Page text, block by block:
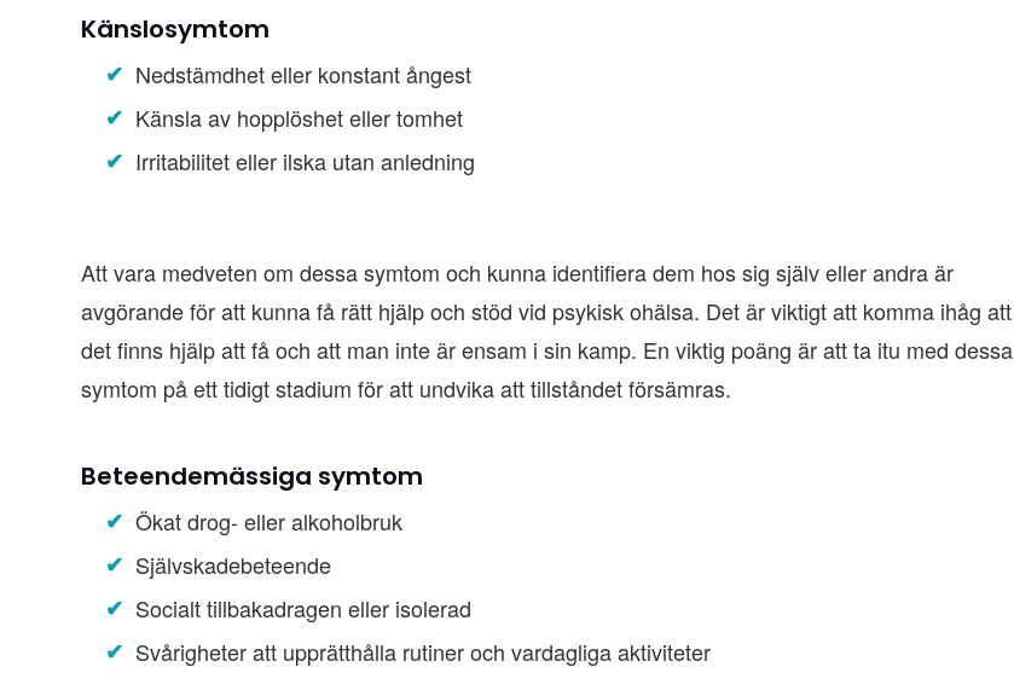
Känslosymtom
Nedstämdhet eller konstant ångest
Känsla av hopplöshet eller tomhet
Irritabilitet eller ilska utan anledning
Att vara medveten om dessa symtom och kunna identifiera dem hos sig själv eller andra är
avgörande för att kunna få rätt hjälp och stöd vid psykisk ohälsa. Det är viktigt att komma ihåg att
det finns hjälp att få och att man inte är ensam i sin kamp. En viktig poäng är att ta itu med dessa
symtom på ett tidigt stadium för att undvika att tillståndet försämras.
Beteendemässiga symtom
Ökat drog- eller alkoholbruk
Självskadebeteende
Socialt tillbakadragen eller isolerad
Svårigheter att upprätthålla rutiner och vardagliga aktiviteter